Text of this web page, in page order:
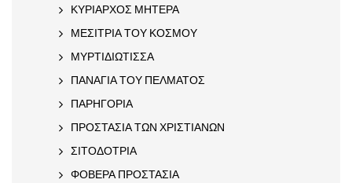
ΚΥΡΙΑΡΧΟΣ ΜΗΤΕΡΑ
ΜΕΣΙΤΡΙΑ ΤΟΥ ΚΟΣΜΟΥ
ΜΥΡΤΙΔΙΩΤΙΣΣΑ
ΠΑΝΑΓΙΑ ΤΟΥ ΠΕΛΜΑΤΟΣ
ΠΑΡΗΓΟΡΙΑ
ΠΡΟΣΤΑΣΙΑ ΤΩΝ ΧΡΙΣΤΙΑΝΩΝ
ΣΙΤΟΔΟΤΡΙΑ
ΦΟΒΕΡΑ ΠΡΟΣΤΑΣΙΑ